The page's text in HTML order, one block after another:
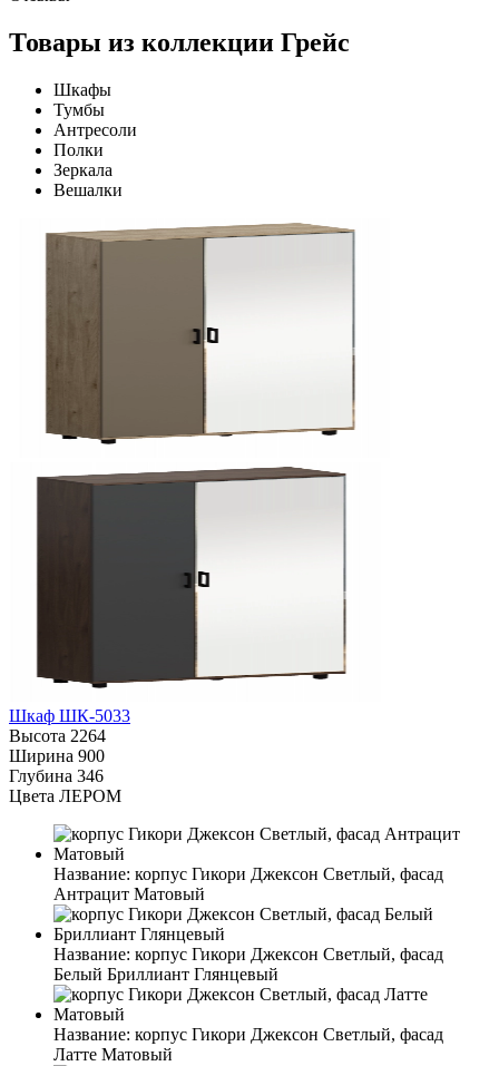
Товары из коллекции Грейс
Шкафы
Тумбы
Антресоли
Полки
Зеркала
Вешалки
Шкаф ШК-5033
Высота 2264
Ширина 900
Глубина 346
Цвета ЛЕРОМ
Название: корпус Гикори Джексон Светлый, фасад
Антрацит Матовый
Название: корпус Гикори Джексон Светлый, фасад
Белый Бриллиант Глянцевый
Название: корпус Гикори Джексон Светлый, фасад
Латте Матовый